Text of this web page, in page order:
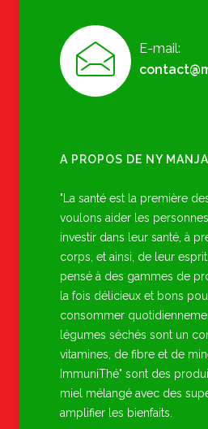
E-mail:
A PROPOS DE NY
"La santé est la première
voulons aider les
investir dans leur santé, à
corps, et ainsi, de leur
pensé à des gammes de
la fois délicieux et bons
consommer
légumes séchés sont un
vitamines, de fibre et de
ImmuniThé" sont des
miel mélangé avec des
amplifier les bienfaits.